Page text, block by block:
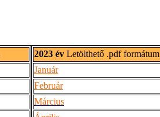
2023 év Letölthető .pdf formátum
Január
Február
Március